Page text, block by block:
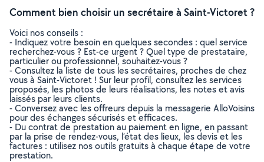
Comment bien choisir un secrétaire à Saint-Victoret ?
Voici nos conseils :
- Indiquez votre besoin en quelques secondes : quel service
recherchez-vous ? Est-ce urgent ? Quel type de prestataire,
particulier ou professionnel, souhaitez-vous ?
- Consultez la liste de tous les secrétaires, proches de chez
vous à Saint-Victoret ! Sur leur profil, consultez les services
proposés, les photos de leurs réalisations, les notes et avis
laissés par leurs clients.
- Conversez avec les offreurs depuis la messagerie AlloVoisins
pour des échanges sécurisés et efficaces.
- Du contrat de prestation au paiement en ligne, en passant
par la prise de rendez-vous, l’état des lieux, les devis et les
factures : utilisez nos outils gratuits à chaque étape de votre
prestation.